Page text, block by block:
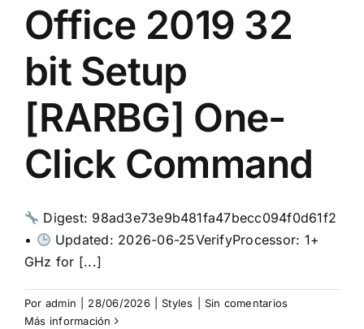
Office 2019 32
bit Setup
[RARBG] One-
Click Command
Digest: 98ad3e73e9b481fa47becc094f0d61f2
•
Updated: 2026-06-25VerifyProcessor: 1+
GHz for [...]
Por admin 28/06/2026 Styles
Sin comentarios
Más información